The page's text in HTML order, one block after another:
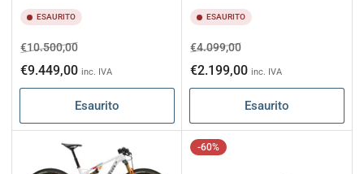
ESAURITO
Prezzo
di
listino
€10.500,00Prezzo
scontato
€9.449,00 inc. IVA
Esaurito
ESAURITO
Prezzo
di
listino
€4.099,00Prezzo
scontato
€2.199,00 inc. IVA
Esaurito
-60%